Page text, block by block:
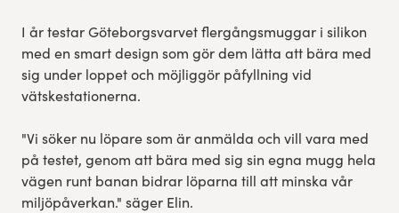
I år testar Göteborgsvarvet flergångsmuggar i silikon
med en smart design som gör dem lätta att bära med
sig under loppet och möjliggör påfyllning vid
vätskestationerna.
"Vi söker nu löpare som är anmälda och vill vara med
på testet, genom att bära med sig sin egna mugg hela
vägen runt banan bidrar löparna till att minska vår
miljöpåverkan." säger Elin.